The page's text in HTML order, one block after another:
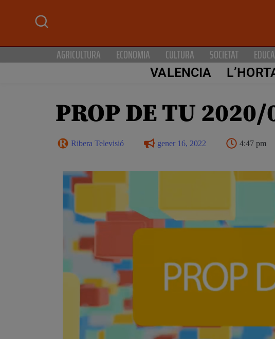
AGRICULTURA ECONOMIA CULTURA SOCIETAT
VALENCIA
PROP DE TU
Ribera Televisió gener 16, 2022 4:47 pm